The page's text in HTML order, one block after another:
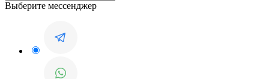
Выберите мессенджер